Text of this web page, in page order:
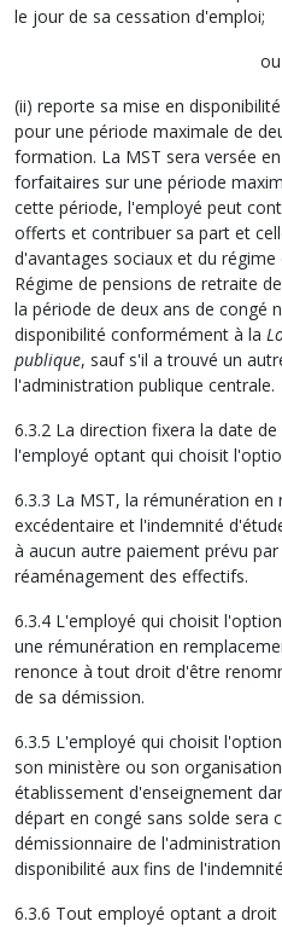
le jour de sa cessation d'emploi;
ou
(ii) reporte sa mise en
pour une période maximale de
formation. La MST sera versée
forfaitaires sur une période
cette période, l'employé peut
offerts et contribuer sa part et
d'avantages sociaux et du
Régime de pensions de retraite
la période de deux ans de congé
disponibilité conformément à la
publique, sauf s'il a trouvé un
l'administration publique centrale.
6.3.2 La direction fixera la date
l'employé optant qui choisit
6.3.3 La MST, la rémunération
excédentaire et l'indemnité
à aucun autre paiement prévu
réaménagement des effectifs.
6.3.4 L'employé qui choisit
une rémunération en
renonce à tout droit d'être
de sa démission.
6.3.5 L'employé qui choisit
son ministère ou son
établissement d'enseignement
départ en congé sans solde sera
démissionnaire de
disponibilité aux fins de
6.3.6 Tout employé optant a droit